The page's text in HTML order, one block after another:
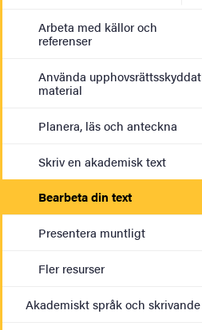
Arbeta med källor och
referenser
Använda upphovsrättsskyddat
material
Planera, läs och anteckna
Skriv en akademisk text
Bearbeta din text
Presentera muntligt
Fler resurser
Akademiskt språk och skrivande